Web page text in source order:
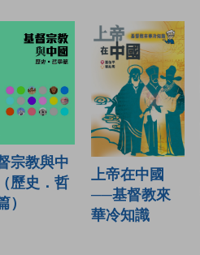
宗教與中
歷史．哲
）
上帝在中國
──基督教來
華冷知識